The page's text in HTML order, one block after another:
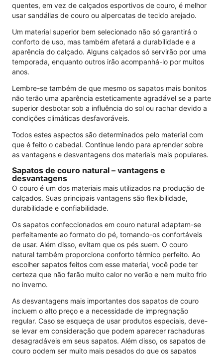
quentes, em vez de calçados esportivos de couro, é melhor
usar sandálias de couro ou alpercatas de tecido arejado.
Um material superior bem selecionado não só garantirá o
conforto de uso, mas também afetará a durabilidade e a
aparência do calçado. Alguns calçados só servirão por uma
temporada, enquanto outros irão acompanhá-lo por muitos
anos.
Lembre-se também de que mesmo os sapatos mais bonitos
não terão uma aparência esteticamente agradável se a parte
superior desbotar sob a influência do sol ou rachar devido a
condições climáticas desfavoráveis.
Todos estes aspectos são determinados pelo material com
que é feito o cabedal. Continue lendo para aprender sobre
as vantagens e desvantagens dos materiais mais populares.
Sapatos de couro natural – vantagens e
desvantagens
O couro é um dos materiais mais utilizados na produção de
calçados. Suas principais vantagens são flexibilidade,
durabilidade e confiabilidade.
Os sapatos confeccionados em couro natural adaptam-se
perfeitamente ao formato do pé, tornando-os confortáveis ​​
de usar. Além disso, evitam que os pés suem. O couro
natural também proporciona conforto térmico perfeito. Ao
escolher sapatos feitos com esse material, você pode ter
certeza que não farão muito calor no verão e nem muito frio
no inverno.
As desvantagens mais importantes dos sapatos de couro
incluem o alto preço e a necessidade de impregnação
regular. Caso se esqueça de usar produtos especiais, deve-
se levar em consideração que podem aparecer rachaduras
desagradáveis ​​em seus sapatos. Além disso, os sapatos de
couro podem ser muito mais pesados ​​do que os sapatos